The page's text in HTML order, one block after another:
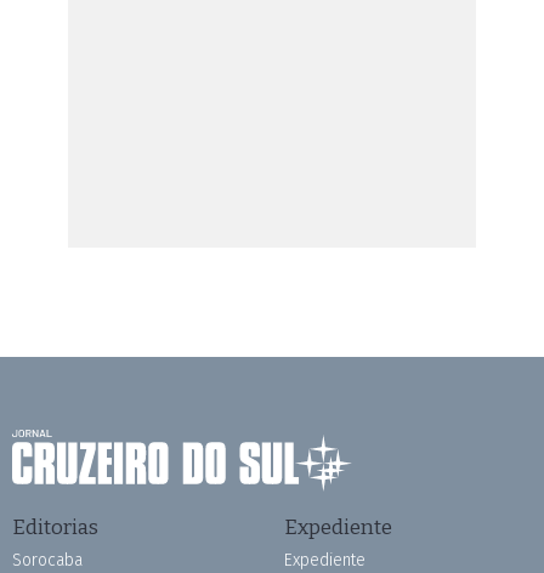
Editorias
Sorocaba
Expediente
Expediente